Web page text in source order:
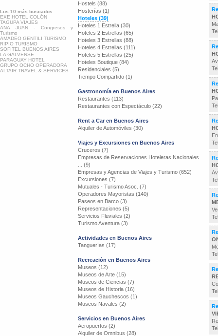
Los 10 más buscados
EXE HOTEL COLÓN
TAGUPA VIAJES
ANA JUAN - Congresos y
Turismo
AMADEO GENTILI TURISMO
RIPIO TURISMO
SOFITEL BUENOS AIRES
LA GALVENSE
PARAGUAY HOTEL
GRUPO OCHO OPERADORA
ALTAIR TRAVEL & SERVICES
Hostels (88)
Hosterías (1)
Hoteles (39)
Hoteles 1 Estrella (30)
Hoteles 2 Estrellas (65)
Hoteles 3 Estrellas (88)
Hoteles 4 Estrellas (111)
Hoteles 5 Estrellas (25)
Hoteles Boutique (84)
Residenciales (5)
Tiempo Compartido (1)
Gastronomía en Buenos Aires
Restaurantes (113)
Restaurantes con Espectáculo (22)
Rent a Car en Buenos Aires
Alquiler de Automóviles (30)
Viajes y Excursiones en Buenos Aires
Cruceros (7)
Empresas de Reservaciones Hoteleras Nacionales
... (9)
Empresas y Agencias de Viajes y Turismo (652)
Excursiones (7)
Mutuales - Turismo Asoc. (7)
Operadores Mayoristas (140)
Paseos en Barco (3)
Representaciones (5)
Servicios Fluviales (2)
Turismo Aventura (3)
Actividades en Buenos Aires
Tanguerías (17)
Recreación en Buenos Aires
Museos (12)
Museos de Arte (15)
Museos de Ciencias (7)
Museos de Historia (16)
Museos Gauchescos (1)
Museos Navales (2)
Servicios en Buenos Aires
Aeropuertos (2)
Alquiler de Omnibus (28)